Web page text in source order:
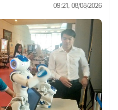
09:21, 08/08/2026